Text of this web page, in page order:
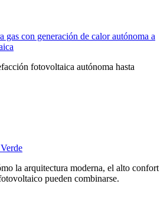
gas con generación de calor autónoma a
fotovoltaica autónoma hasta
la arquitectura moderna, el alto confort
pueden combinarse.